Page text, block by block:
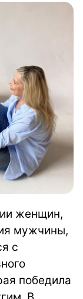
женщин,
мужчины,
с
победила